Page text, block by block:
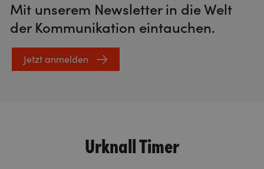
Mit unserem Newsletter in die Welt
der Kommunikation eintauchen.
Jetzt anmelden
Urknall Timer